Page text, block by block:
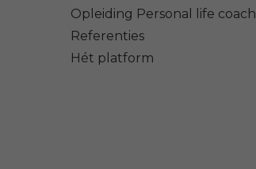
Opleiding Personal life coach
Referenties
Hét platform